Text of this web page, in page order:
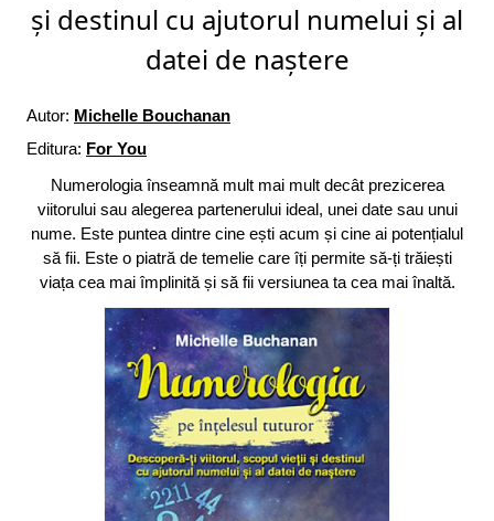
și destinul cu ajutorul numelui și al
datei de naștere
Autor: Michelle Bouchanan
Editura: For You
Numerologia înseamnă mult mai mult decât prezicerea
viitorului sau alegerea partenerului ideal, unei date sau unui
nume. Este puntea dintre cine ești acum și cine ai potențialul
să fii. Este o piatră de temelie care îți permite să-ți trăiești
viața cea mai împlinită și să fii versiunea ta cea mai înaltă.